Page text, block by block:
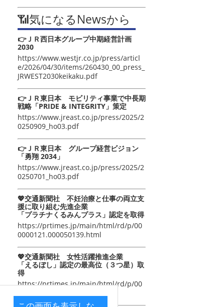
📶気になるNewsから
👉ＪＲ西日本グループ中期経営計画
2030
https://www.westjr.co.jp/press/articl
e/2026/04/30/items/260430_00_press_
JRWEST2030keikaku.pdf
👉ＪＲ東日本 モビリティ事業で中長期
戦略「PRIDE & INTEGRITY」策定
https://www.jreast.co.jp/press/2025/2
0250909_ho03.pdf
👉ＪＲ東日本 グループ経営ビジョン
「勇翔 2034」
https://www.jreast.co.jp/press/2025/2
0250701_ho03.pdf
💖交通新聞社 不妊治療と仕事の両立支
援に取り組む先進企業
「プラチナくるみんプラス」認定を取得
https://prtimes.jp/main/html/rd/p/00
0000121.000050139.html
💖交通新聞社 女性活躍推進企業
「えるぼし」認定の最高位（３つ星）取
得
https://prtimes.jp/main/html/rd/p/00